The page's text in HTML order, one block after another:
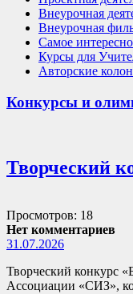
Внеурочная
Внеурочная
Самое
Курсы для
Авторские
Конкурсы и
Творческий
Просмотров: 18
Нет комментариев
31.07.2026
Творческий конкурс
Ассоциации «СИЗ»,